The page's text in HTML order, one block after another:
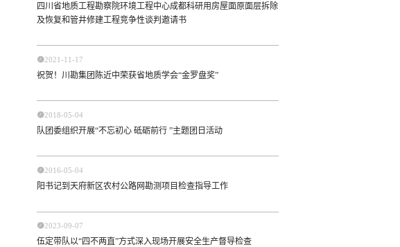
四川省地质工程勘察院环境工程中心成都科研用房屋面原面层拆除
及恢复和管井修建工程竞争性谈判邀请书
2021-11-17
祝贺！川勘集团陈近中荣获省地质学会“金罗盘奖”
2018-05-04
队团委组织开展“不忘初心 砥砺前行 ”主题团日活动
2016-05-04
阳书记到天府新区农村公路网勘测项目检查指导工作
2023-09-07
伍定带队以“四不两直”方式深入现场开展安全生产督导检查